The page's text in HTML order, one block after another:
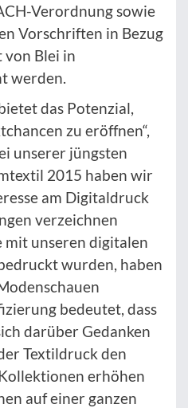
Verordnung sowie
Vorschriften in Bezug
von Blei in
werden.
das Potenzial,
zu eröffnen“,
unserer jüngsten
2015 haben wir
am Digitaldruck
verzeichnen
mit unseren digitalen
wurden, haben
bedeutet, dass
darüber Gedanken
Textildruck den
erhöhen
auf einer ganzen